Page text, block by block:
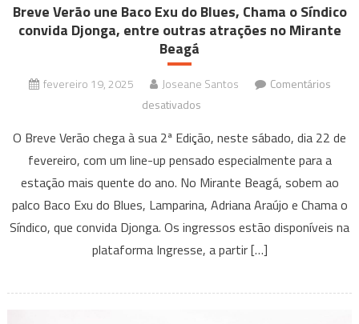
Breve Verão une Baco Exu do Blues, Chama o Síndico
convida Djonga, entre outras atrações no Mirante
Beagá
fevereiro 19, 2025 Joseane Santos
Comentários
desativados
Verão
une
Baco
Exu
do
Blues,
O Breve Verão chega à sua 2ª Edição, neste sábado, dia 22 de
fevereiro, com um line-up pensado especialmente para a
estação mais quente do ano. No Mirante Beagá, sobem ao
palco Baco Exu do Blues, Lamparina, Adriana Araújo e Chama o
Síndico, que convida Djonga. Os ingressos estão disponíveis na
plataforma Ingresse, a partir […]